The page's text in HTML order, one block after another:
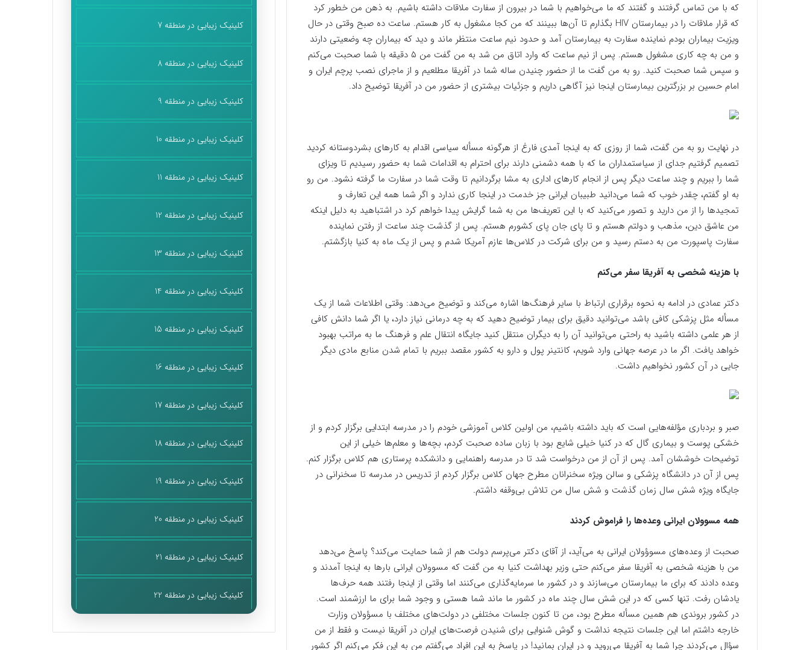
که با من تماس گرفتند و گفتند که ما می‌خواهیم با شما در بیرون از سفارت ملاقات داشته باشیم. به ذهن من خطور کرد
که قرار ملاقات را در بیمارستان HIV بگذارم تا آن‌ها ببینند که من کجا مشغول به کار هستم. ساعت ده صبح وقتی در حال
ویزیت بیماران بودم نماینده سفارت به بیمارستان آمد و حدود نیم ساعت منتظر ماند و دید که بیماران چه وضعیتی دارند
و من به چه کاری مشغول هستم. پس از نیم ساعت که وارد اتاق من شد به من گفت من ۵ دقیقه با شما صحبت می‌کنم
و سپس شما صحبت کنید. رو به من گفت ما از حضور چنیدن ساله شما در آفریقا مطلعیم و از ماجرای نصب پرچم ایران و
امام حسین بر بزرگترین بیمارستان اینجا نیز آگاهی داریم و جزئیات بیشتری از حضور من در آفریقا توضیح داد.
در نهایت رو به من گفت، شما از روزی که به اینجا آمدی فارغ از هرگونه مسأله سیاسی اقدام به کار‌های بشردوستانه کردید
تصمیم گرفتیم جدای از سیاستمداران ما که با همه دشمنی دارند برای احترام به اقدامات شما به حضور رسیدیم تا ویزای
شما را ببریم و چند ساعت دیگر پس از انجام کار‌های اداری به مشا برگردانیم تا وقت شما در سفارت ما گرفته نشود. من رو
به او گفتم، چقدر خوب که شما می‌دانید طبیبان ایرانی جز خدمت در اینجا کاری ندارد و اگر شما همه این تعارف و
تمجید‌ها را از من دارید و تصور می‌کنید که با این تعریف‌ها من به شما گرایش پیدا خواهم کرد در اشتباهید به دلیل اینکه
من عاشق دین، مذهب و دولتم هستم و تا پای جان پای کشورم هستم. پس از گذشت چند ساعت از رفتن نماینده
سفارت پاسپورت من به دستم رسید و من برای شرکت در کلاس‌ها عازم آمریکا شدم و پس از یک ماه به کنیا بازگشتم.
با هزینه شخصی به آفریقا سفر می‌کنم
دکتر عمادی در ادامه به نحوه برقراری ارتباط با سایر فرهنگ‌ها اشاره می‌کند و توضیح می‌دهد: وقتی اطلاعات شما از یک
مسأله مثل پزشکی کافی باشد می‌توانید دقیق برای بیمار توضیح دهید که به چه درمانی نیاز دارد، یا اگر شما دانش کافی
از هر علمی داشته باشید به راحتی می‌توانید آن را به دیگران منتقل کنید جایگاه انتقال علم و فرهنگ ما به مراتب بهبود
خواهد یافت. اگر ما در عرصه جهانی وارد شویم، کانتینر پول و دارو به کشور مقصد ببریم با تمام شدن منابع مادی دیگر
جایی در آن کشور نخواهیم داشت.
صبر و بردباری مؤلفه‌هایی است که باید داشته باشیم، من اولین کلاس آموزشی خودم را در مدرسه ابتدایی برگزار کردم و از
خشکی پوست و بیماری گال که در کنیا خیلی شایع بود با زبان ساده صحبت کردم، بچه‌ها و معلم‌ها خیلی از این
توضیحات خوششان آمد. پس از آن از من درخواست شد تا در مدرسه راهنمایی و دانشکده پرستاری هم کلاس برگزار کنم.
پس از آن در دانشگاه پزشکی و سالن ویژه سخنرانان مطرح جهان کلاس برگزار کردم از تدریس در مدرسه تا سخنرانی در
جایگاه ویژه شش سال زمان گذشت و شش سال من تلاش بی‌وقفه داشتم.
همه مسوولان ایرانی وعده‌ها را فراموش کردند
صحبت از وعده‌های مسوؤولان ایرانی به می‌آید، از آقای دکتر می‌پرسم دولت هم از شما حمایت می‌کند؟ پاسخ می‌دهد
من با هزینه شخصی به آفریقا سفر می‌کنم حتی وزیر بهداشت کنیا به من گفت که مسوولان ایرانی بار‌ها به اینجا آمدند و
وعده دادند که برای ما بیمارستان می‌سازند و در کشور ما سرمایه‌گذاری می‌کنند اما وقتی از اینجا رفتند همه حرف‌ها
یادشان رفت. تنها کسی که در این شش سال چند ماه در کشور ما ماند شما هستی و وجود شما برای ما ارزشمند است.
در کشور بروندی هم همین مسأله مطرح بود، من تا کنون جلسات مختلفی در دولت‌های مختلف با مسؤولان وزارت
خارجه داشتم اما این جلسات نتیجه نداشت و گوش شنوایی برای شنیدن فرصت‌های ایران در آفریقا نیست و فقط از من
سؤال می‌کردند چرا شما به آفریقا می‌روید و در ایران بمانید! در پاسخ به این افراد می‌گفتم من به این فکر می‌کنم اگر کشور
کلینیک زیبایی در منطقه 7
کلینیک زیبایی در منطقه 8
کلینیک زیبایی در منطقه 9
کلینیک زیبایی در منطقه 10
کلینیک زیبایی در منطقه 11
کلینیک زیبایی در منطقه 12
کلینیک زیبایی در منطقه 13
کلینیک زیبایی در منطقه 14
کلینیک زیبایی در منطقه 15
کلینیک زیبایی در منطقه 16
کلینیک زیبایی در منطقه 17
کلینیک زیبایی در منطقه 18
کلینیک زیبایی در منطقه 19
کلینیک زیبایی در منطقه 20
کلینیک زیبایی در منطقه 21
کلینیک زیبایی در منطقه 22